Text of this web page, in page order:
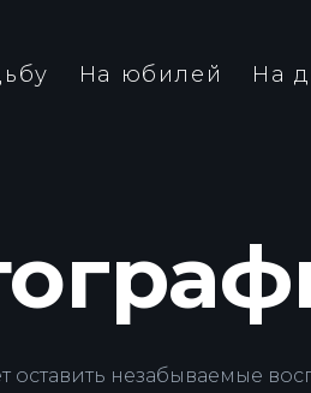
На юбилей На
оставить незабываемые